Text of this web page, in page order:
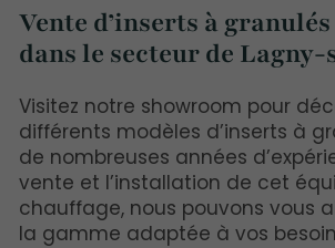
Vente d’inserts à
dans le secteur de
Visitez notre showroom pour
différents modèles d’inserts à
de nombreuses années
vente et l’installation de cet
chauffage, nous pouvons vous
la gamme adaptée à vos